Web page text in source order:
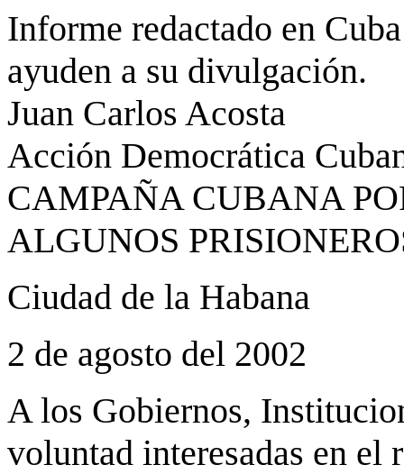
Informe redactado en
ayuden a su divulgación.
Juan Carlos Acosta
Acción Democrática
CAMPAÑA CUBANA
ALGUNOS
Ciudad de la Habana
2 de agosto del 2002
A los Gobiernos,
voluntad interesadas en el